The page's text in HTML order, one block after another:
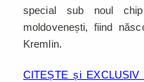
special sub noul
moldovenești, fiind
Kremlin.
CITEȘTE și